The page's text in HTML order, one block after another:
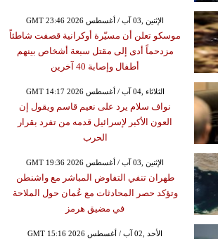
GMT 23:46 2026 الإثنين ,03 آب / أغسطس
موسكو تعلن أن مسيّرة أوكرانية قصفت شاطئاً
مزدحماً أدى إلى مقتل سبعة أشخاص بينهم
أطفال وإصابة 40 آخرين
GMT 14:17 2026 الثلاثاء ,04 آب / أغسطس
نواف سلام يرد على نعيم قاسم ويقول إن
العون الأكبر لإسرائيل قدمه من تفرد بقرار
الحرب
GMT 19:36 2026 الإثنين ,03 آب / أغسطس
طهران تنفي التفاوض المباشر مع واشنطن
وتؤكد حصر المحادثات مع عُمان حول الملاحة
في مضيق هرمز
GMT 15:16 2026 الأحد ,02 آب / أغسطس